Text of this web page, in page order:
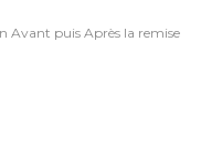
Avant puis Après la remise